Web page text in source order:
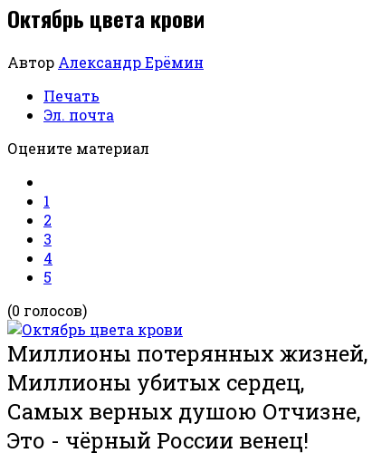
Октябрь цвета крови
Автор Александр Ерёмин
Печать
Эл. почта
Оцените материал
1
2
3
4
5
(0 голосов)
Миллионы потерянных жизней,
Миллионы убитых сердец,
Самых верных душою Отчизне,
Это - чёрный России венец!